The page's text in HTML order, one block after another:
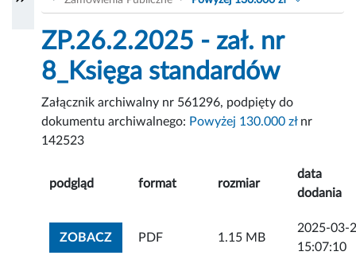
ZP.26.2.2025 - zał. nr
8_Księga standardów
Załącznik archiwalny nr 561296, podpięty do
dokumentu archiwalnego: Powyżej 130.000 złnr
142523
podgląd format rozmiar
data
dodania
ZOBACZZOBACZ ZAŁĄCZNIK
PDF 1.15 MB
2025-03-
15:07:10